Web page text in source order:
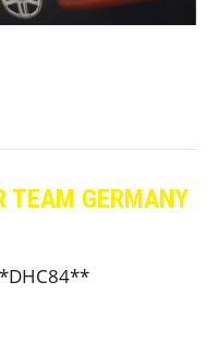
TEAM GERMANY
*DHC84**